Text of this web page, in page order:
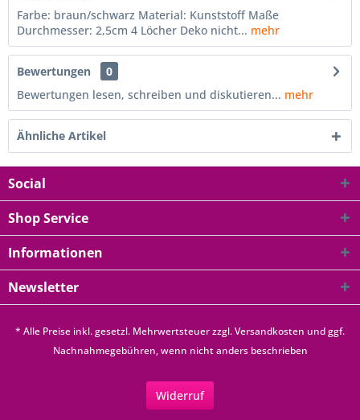
Farbe: braun/schwarz Material: Kunststoff Maße
Durchmesser: 2,5cm 4 Löcher Deko nicht... mehr
Bewertungen
0
Bewertungen lesen, schreiben und diskutieren... mehr
Ähnliche Artikel
Social
Shop Service
Informationen
Newsletter
* Alle Preise inkl. gesetzl. Mehrwertsteuer zzgl.Versandkosten und ggf.
Nachnahmegebühren, wenn nicht anders beschrieben
Widerruf